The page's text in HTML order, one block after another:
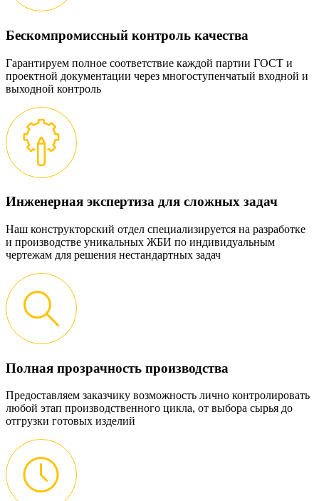
Бескомпромиссный контроль качества
Гарантируем полное соответствие каждой партии ГОСТ и
проектной документации через многоступенчатый входной и
выходной контроль
Инженерная экспертиза для сложных задач
Наш конструкторский отдел специализируется на разработке
и производстве уникальных ЖБИ по индивидуальным
чертежам для решения нестандартных задач
Полная прозрачность производства
Предоставляем заказчику возможность лично контролировать
любой этап производственного цикла, от выбора сырья до
отгрузки готовых изделий